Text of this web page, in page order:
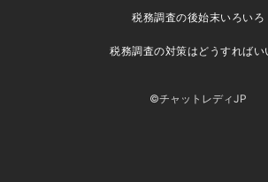
税務調査の後始末いろいろ
税務調査の対策はどうすればい
©チャットレディJP